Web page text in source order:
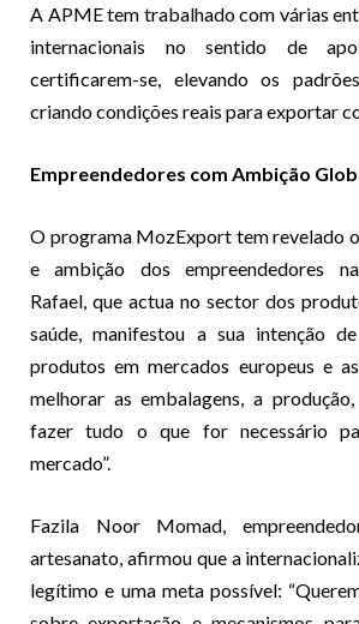
A APME tem trabalhado com várias
internacionais no sentido de
certificarem-se, elevando os
criando condições reais para exportar
Empreendedores com Ambição
O programa MozExport tem revelado
e ambição dos empreendedores
Rafael, que actua no sector dos
saúde, manifestou a sua intenção
produtos em mercados europeus e
melhorar as embalagens, a
fazer tudo o que for necessário
mercado”.
Fazila Noor Momad,
artesanato, afirmou que a
legítimo e uma meta possível: